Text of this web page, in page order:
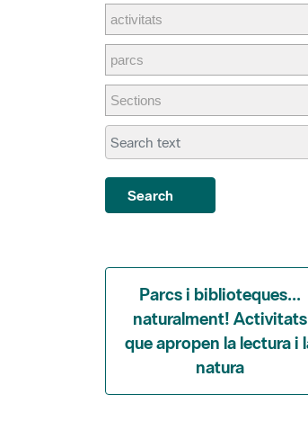
Search
Parcs i biblioteques...
naturalment! Activitats
que apropen la lectura i la
natura